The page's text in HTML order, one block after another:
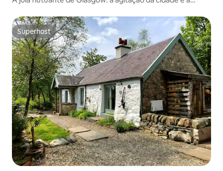
Superhost
Superhost